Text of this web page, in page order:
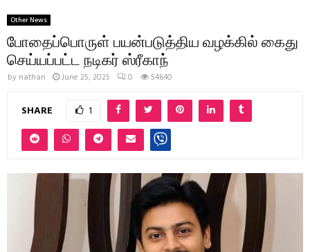
Other News
போதைப்பொருள் பயன்படுத்திய வழக்கில் கைது
செய்யப்பட்ட நடிகர் ஸ்ரீகாந்
by nathan June 25, 2025 0 54640
SHARE 1